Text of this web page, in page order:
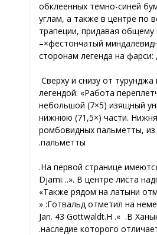
обклеенных темно-синей
углам, а также в центре по
трапеции, придавая
–
сторонам легенда на фарси:
Сверху и снизу от
легендой:
небольшой (7×5) изящный
нижнюю (7
×1,5) части.
ромбовидных пальметты,
пальметты.
На первой странице
Djami…». В центре листа
Также рядом на латыни
Готвальд отметил на
Jan. 43 Gottwaldt
». Н. В.
наследие которого